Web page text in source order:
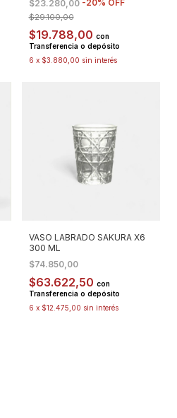
$23.280,00 -20% OFF
$29.100,00
$19.788,00 con
Transferencia o depósito
6 x $3.880,00 sin interés
VASO LABRADO SAKURA X6
300 ML
$74.850,00
$63.622,50 con
Transferencia o depósito
6 x $12.475,00 sin interés